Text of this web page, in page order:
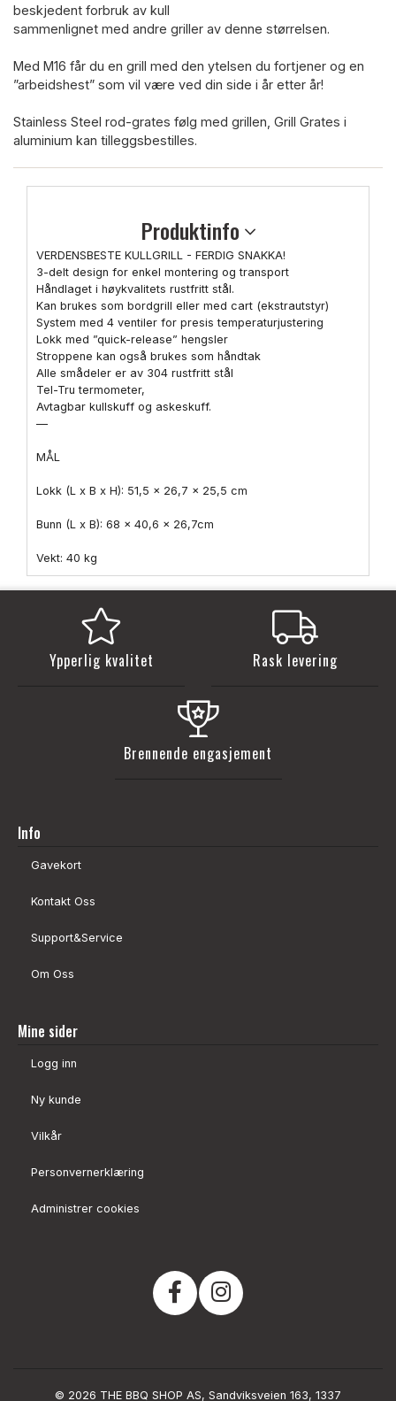
beskjedent forbruk av kull
sammenlignet med andre griller av denne størrelsen.
Med M16 får du en grill med den ytelsen du fortjener og en
”arbeidshest” som vil være ved din side i år etter år!
Stainless Steel rod-grates følg med grillen, Grill Grates i
aluminium kan tilleggsbestilles.
Produktinfo
VERDENSBESTE KULLGRILL - FERDIG SNAKKA!
3-delt design for enkel montering og transport
Håndlaget i høykvalitets rustfritt stål.
Kan brukes som bordgrill eller med cart (ekstrautstyr)
System med 4 ventiler for presis temperaturjustering
Lokk med ”quick-release” hengsler
Stroppene kan også brukes som håndtak
Alle smådeler er av 304 rustfritt stål
Tel-Tru termometer,
Avtagbar kullskuff og askeskuff.
—
MÅL
Lokk (L x B x H): 51,5 x 26,7 x 25,5 cm
Bunn (L x B): 68 x 40,6 x 26,7cm
Vekt: 40 kg
Ypperlig kvalitet Rask levering
Brennende engasjement
Info
Gavekort
Kontakt Oss
Support&Service
Om Oss
Mine sider
Logg inn
Ny kunde
Vilkår
Personvernerklæring
Administrer cookies
© 2026 THE BBQ SHOP AS, Sandviksveien 163, 1337